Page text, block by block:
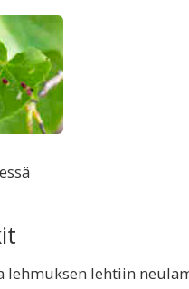
lehmuksen lehtiin